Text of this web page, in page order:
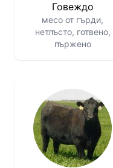
Говеждо
месо от гърди,
нетлъсто, готвено,
пържено